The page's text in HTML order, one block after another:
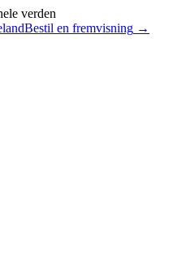
verden
Bestil en fremvisning →